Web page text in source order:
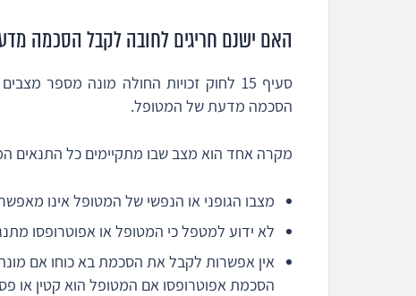
האם ישנם חריגים לחובה לקבל הסכמה
סעיף 15 לחוק זכויות החולה מונה מספר
הסכמה מדעת של המטופל.
מקרה אחד הוא מצב שבו מתקיימים כל התנאים
מצבו הגופני או הנפשי של המטופל אינו
לא ידוע למטפל כי המטופל או אפוטרופסו
הסכמת אפוטרופסו אם המטופל הוא קטין או